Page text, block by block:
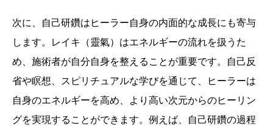
次に、自己研鑽はヒーラー自身の内面的な成長にも寄与
します。レイキ（靈氣）はエネルギーの流れを扱うた
め、施術者が自分自身を整えることが重要です。自己反
省や瞑想、スピリチュアルな学びを通じて、ヒーラーは
自身のエネルギーを高め、より高い次元からのヒーリン
グを実現することができます。例えば、自己研鑽の過程